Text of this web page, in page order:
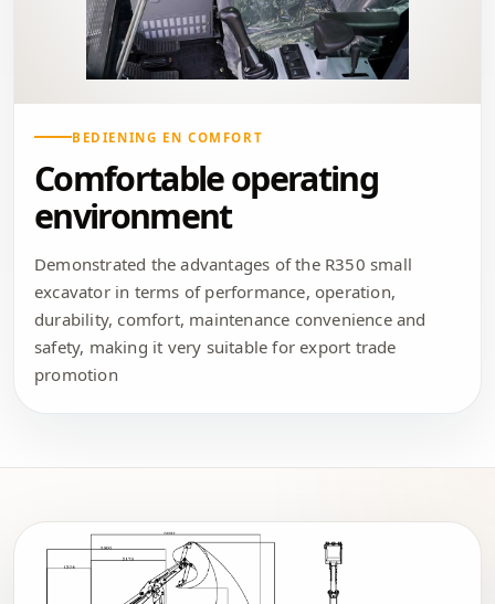
BEDIENING EN COMFORT
Comfortable operating
environment
Demonstrated the advantages of the R350 small
excavator in terms of performance, operation,
durability, comfort, maintenance convenience and
safety, making it very suitable for export trade
promotion